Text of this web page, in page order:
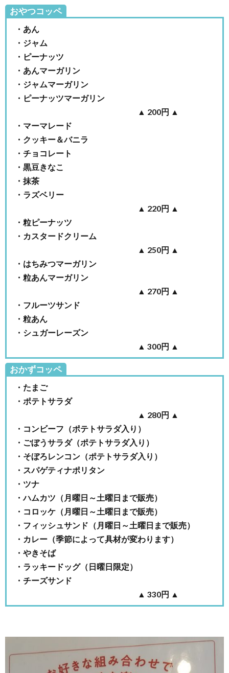
観と
店内
の様
子
4.
吉田
instagram
5.
吉田
の店
報
吉田パ
ン亀有
本店の
吉田パ
本店の
駐車場
吉田パ
ンの他
の店舗
情報
まと
め
おやつコッペ
・あん
・ジャム
・ピーナッツ
・あんマーガリン
・ジャムマーガリン
・ピーナッツマーガリン
▲ 200円 ▲
・マーマレード
・クッキー＆バニラ
・チョコレート
・黒豆きなこ
・抹茶
・ラズベリー
▲ 220円 ▲
・粒ピーナッツ
・カスタードクリーム
▲ 250円 ▲
・はちみつマーガリン
・粒あんマーガリン
▲ 270円 ▲
・フルーツサンド
・粒あん
・シュガーレーズン
▲ 300円 ▲
おかずコッペ
・たまご
・ポテトサラダ
▲ 280円 ▲
・コンビーフ（ポテトサラダ入り）
・ごぼうサラダ（ポテトサラダ入り）
・そぼろレンコン（ポテトサラダ入り）
・スパゲティナポリタン
・ツナ
・ハムカツ（月曜日～土曜日まで販売）
・コロッケ（月曜日～土曜日まで販売）
・フィッシュサンド（月曜日～土曜日まで販売）
・カレー（季節によって具材が変わります）
・やきそば
・ラッキードッグ（日曜日限定）
・チーズサンド
▲ 330円 ▲